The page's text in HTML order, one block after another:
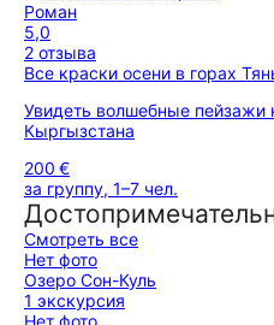
Роман
5,0
2 отзыва
Все краски осени в горах
Увидеть волшебные пейзажи
Кыргызстана
200 €
за группу, 1–7 чел.
Смотреть все
Нет фото
Озеро Сон-Куль
1 экскурсия
Нет фото